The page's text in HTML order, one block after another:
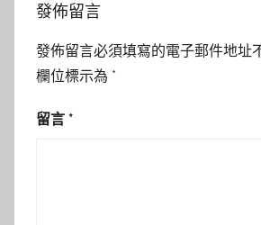
發佈留言
發佈留言必須填寫的電子郵件地址
欄位標示為 *
留言 *